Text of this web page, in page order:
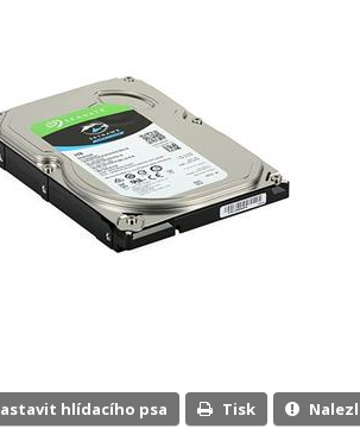
Nastavit hlídacího psa Tisk